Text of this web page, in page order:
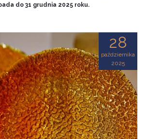
do 31 grudnia 2025 roku.
28
października
2025